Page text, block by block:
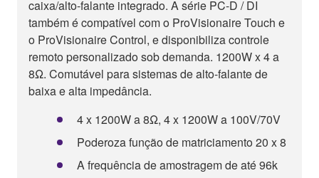
caixa/alto-falante integrado. A série PC-D / DI
também é compatível com o ProVisionaire Touch e
o ProVisionaire Control, e disponibiliza controle
remoto personalizado sob demanda. 1200W x 4 a
8Ω. Comutável para sistemas de alto-falante de
baixa e alta impedância.
4 x 1200W a 8Ω, 4 x 1200W a 100V/70V
Poderoza função de matriciamento 20 x 8
A frequência de amostragem de até 96k